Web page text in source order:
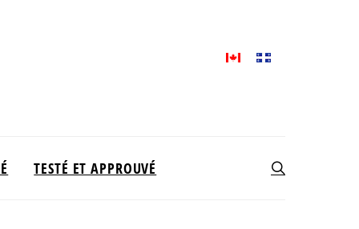
TESTÉ ET APPROUVÉ